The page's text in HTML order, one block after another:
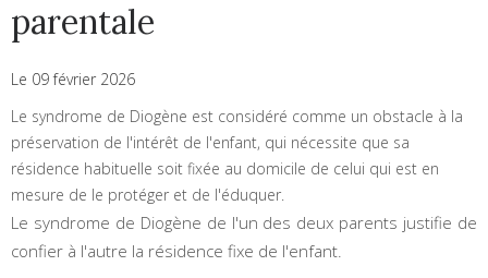
parentale
Le 09 février 2026
Le syndrome de Diogène est considéré comme un obstacle à la
préservation de l'intérêt de l'enfant, qui nécessite que sa
résidence habituelle soit fixée au domicile de celui qui est en
mesure de le protéger et de l'éduquer.
Le syndrome de Diogène de l'un des deux parents justifie de
confier à l'autre la résidence fixe de l'enfant.